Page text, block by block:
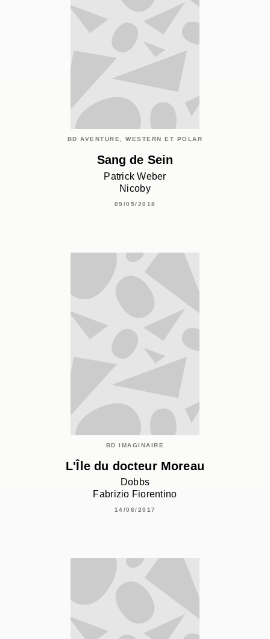
BD AVENTURE, WESTERN ET POLAR
Sang de Sein
Patrick Weber
Nicoby
09/05/2018
BD IMAGINAIRE
L'Île du docteur Moreau
Dobbs
Fabrizio Fiorentino
14/06/2017